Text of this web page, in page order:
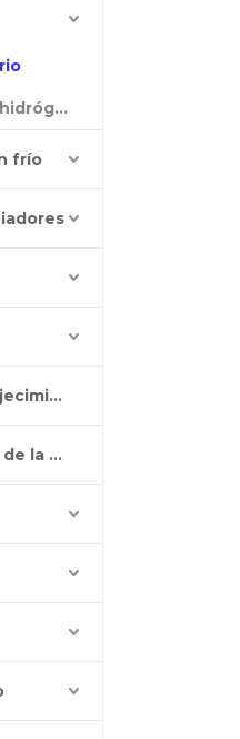
Desinfectante de peróxido de hidrógeno
frío
Instrumentos de prueba de envejecimiento
Cámara de prueba de estabilidad de la batería